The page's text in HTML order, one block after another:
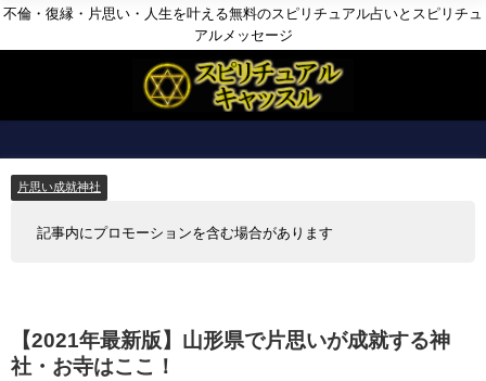
不倫・復縁・片思い・人生を叶える無料のスピリチュアル占いとスピリチュ
アルメッセージ
片思い成就神社
記事内にプロモーションを含む場合があります
【2021年最新版】山形県で片思いが成就する神
社・お寺はここ！